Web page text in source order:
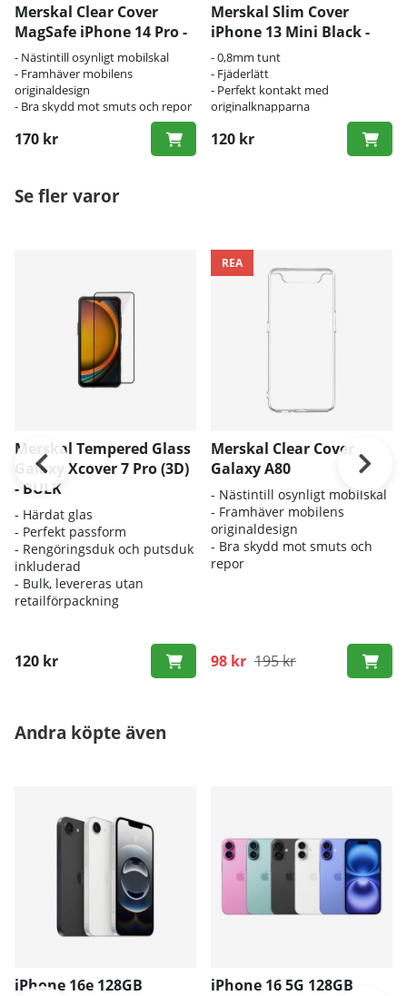
Merskal Clear Cover
MagSafe iPhone 14 Pro -
BULK
- Nästintill osynligt mobilskal
- Framhäver mobilens
originaldesign
- Bra skydd mot smuts och repor
170 kr
Merskal Slim Cover
iPhone 13 Mini Black -
BULK
- 0,8mm tunt
- Fjäderlätt
- Perfekt kontakt med
originalknapparna
120 kr
Se fler varor
Merskal Tempered Glass
Galaxy Xcover 7 Pro (3D)
- BULK
- Härdat glas
- Perfekt passform
- Rengöringsduk och putsduk
inkluderad
- Bulk, levereras utan
retailförpackning
120 kr
REA
Merskal Clear Cover
Galaxy A80
- Nästintill osynligt mobilskal
- Framhäver mobilens
originaldesign
- Bra skydd mot smuts och
repor
98 kr 195 kr
Andra köpte även
iPhone 16e 128GB iPhone 16 5G 128GB